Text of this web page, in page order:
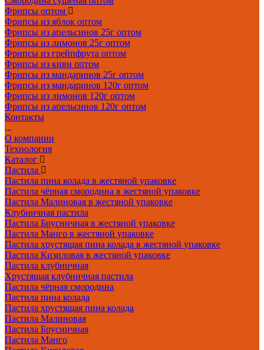
Фрипсы оптом
Фрипсы из яблок оптом
Фрипсы из апельсинов 25г оптом
Фрипсы из лимонов 25г оптом
Фрипсы из грейпфрута оптом
Фрипсы из киви оптом
Фрипсы из мандаринов 25г оптом
Фрипсы из мандаринов 120г оптом
Фрипсы из лимонов 120г оптом
Фрипсы из апельсинов 120г оптом
Контакты
...
О компании
Технология
Каталог
Пастила
Пастила пина колада в жестяной упаковке
Пастила чёрная смородина в жестяной упаковке
Пастила Малиновая в жестяной упаковке
Клубничная пастила
Пастила Брусничная в жестяной упаковке
Пастила Манго в жестяной упаковке
Пастила хрустящая пина колада в жестяной упаковке
Пастила Кизиловая в жестяной упаковке
Пастила клубничная
Хрустящая клубничная пастила
Пастила чёрная смородина
Пастила пина колада
Пастила хрустящая пина колада
Пастила Малиновая
Пастила Брусничная
Пастила Манго